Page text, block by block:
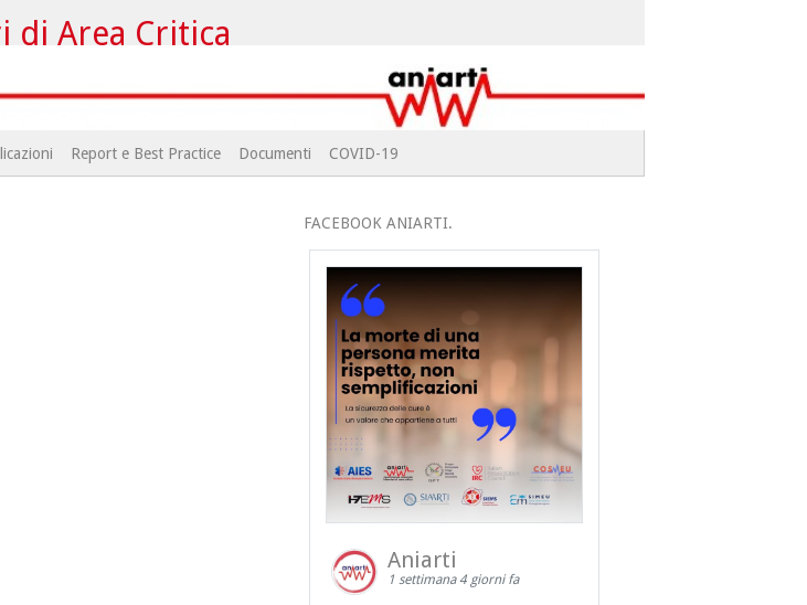
di Area Critica
Report e Best Practice Documenti COVID-19
FACEBOOK ANIARTI.
Aniarti
1 settimana 4 giorni fa